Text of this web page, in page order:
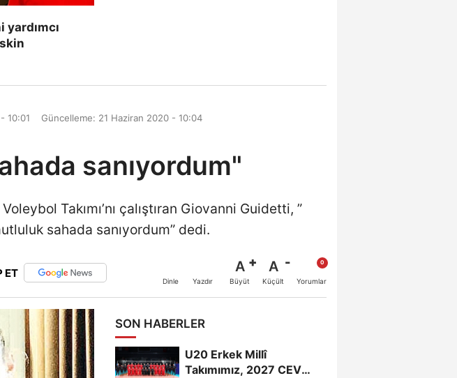
10:01 Güncelleme: 21 Haziran 2020 - 10:04
sanıyordum"
Takımı’nı çalıştıran Giovanni Guidetti, ”
sahada sanıyordum” dedi.
ET
Dinle Yazdır
A
Büyüt
A
Küçült Yorumlar
SON HABERLER
U20 Erkek Millî
Takımımız, 2027 CEV